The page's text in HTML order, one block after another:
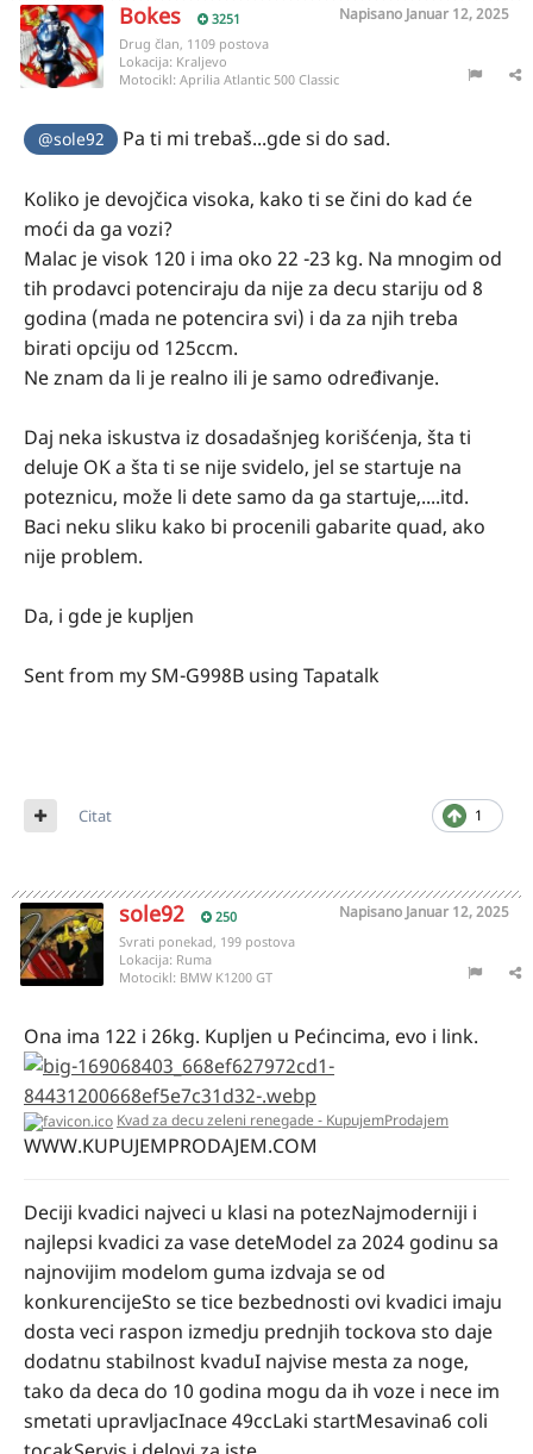
Bokes 3251 Napisano Januar 12, 2025
Drug član, 1109 postova
Lokacija: Kraljevo
Motocikl: Aprilia Atlantic 500 Classic
@sole92 Pa ti mi trebaš...gde si do sad.
Koliko je devojčica visoka, kako ti se čini do kad će
moći da ga vozi?
Malac je visok 120 i ima oko 22 -23 kg. Na mnogim od
tih prodavci potenciraju da nije za decu stariju od 8
godina (mada ne potencira svi) i da za njih treba
birati opciju od 125ccm.
Ne znam da li je realno ili je samo određivanje.
Daj neka iskustva iz dosadašnjeg korišćenja, šta ti
deluje OK a šta ti se nije svidelo, jel se startuje na
poteznicu, može li dete samo da ga startuje,....itd.
Baci neku sliku kako bi procenili gabarite quad, ako
nije problem.
Da, i gde je kupljen
Sent from my SM-G998B using Tapatalk
1
Citat
sole92 250 Napisano Januar 12, 2025
Svrati ponekad, 199 postova
Lokacija: Ruma
Motocikl: BMW K1200 GT
Ona ima 122 i 26kg. Kupljen u Pećincima, evo i link.
Kvad za decu zeleni renegade - KupujemProdajem
WWW.KUPUJEMPRODAJEM.COM
Deciji kvadici najveci u klasi na potezNajmoderniji i
najlepsi kvadici za vase deteModel za 2024 godinu sa
najnovijim modelom guma izdvaja se od
konkurencijeSto se tice bezbednosti ovi kvadici imaju
dosta veci raspon izmedju prednjih tockova sto daje
dodatnu stabilnost kvaduI najvise mesta za noge,
tako da deca do 10 godina mogu da ih voze i nece im
smetati upravljacInace 49ccLaki startMesavina6 coli